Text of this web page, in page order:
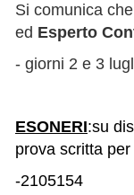
Si comunica
ed Esperto
- giorni 2 e 3
ESONERI:su
prova scritta
-2105154